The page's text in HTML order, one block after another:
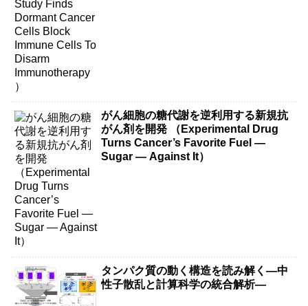
がん細胞の糖代謝を逆利用する新規抗
がん剤を開発 （Experimental Drug
Turns Cancer’s Favorite Fuel —
Sugar — Against It）
タンパク質の動く構造を読み解く―中
性子散乱と計算科学の統合解析―